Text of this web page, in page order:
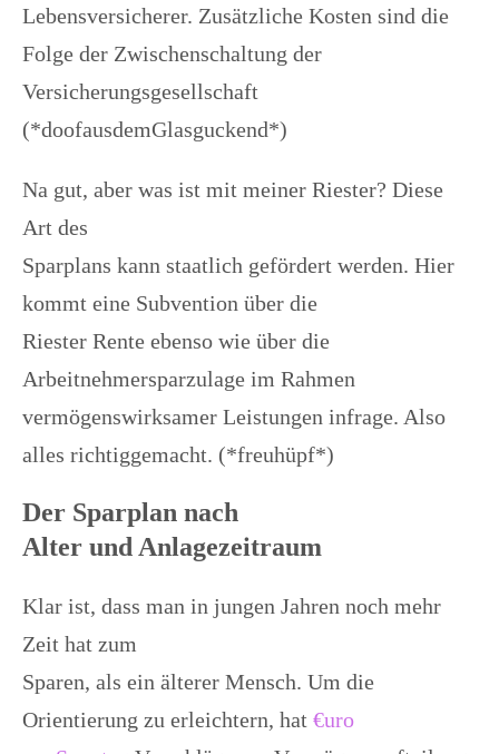
Lebensversicherer. Zusätzliche Kosten sind die
Folge der Zwischenschaltung der
Versicherungsgesellschaft
(*doofausdemGlasguckend*)
Na gut, aber was ist mit meiner Riester? Diese
Art des
Sparplans kann staatlich gefördert werden. Hier
kommt eine Subvention über die
Riester Rente ebenso wie über die
Arbeitnehmersparzulage im Rahmen
vermögenswirksamer Leistungen infrage. Also
alles richtiggemacht. (*freuhüpf*)
Der Sparplan nach
Alter und Anlagezeitraum
Klar ist, dass man in jungen Jahren noch mehr
Zeit hat zum
Sparen, als ein älterer Mensch. Um die
Orientierung zu erleichtern, hat €uro